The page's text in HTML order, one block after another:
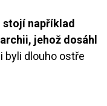
například
jehož dosáhl
byli dlouho ostře